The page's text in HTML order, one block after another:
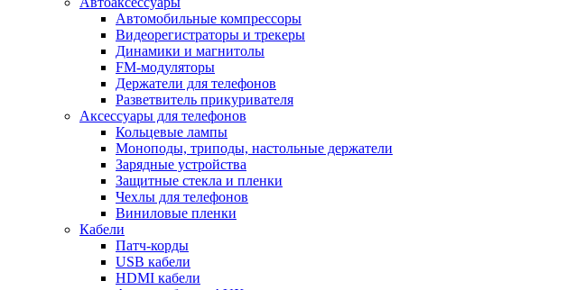
Автомобильные компрессоры
Видеорегистраторы и трекеры
Динамики и магнитолы
FM-модуляторы
Держатели для телефонов
Разветвитель прикуривателя
Аксессуары для телефонов
Кольцевые лампы
Моноподы, триподы, настольные держатели
Зарядные устройства
Защитные стекла и пленки
Чехлы для телефонов
Виниловые пленки
Кабели
Патч-корды
USB кабели
HDMI кабели